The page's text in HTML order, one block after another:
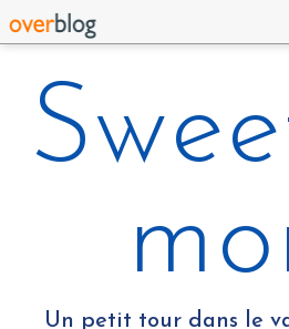
Un petit tour dans le